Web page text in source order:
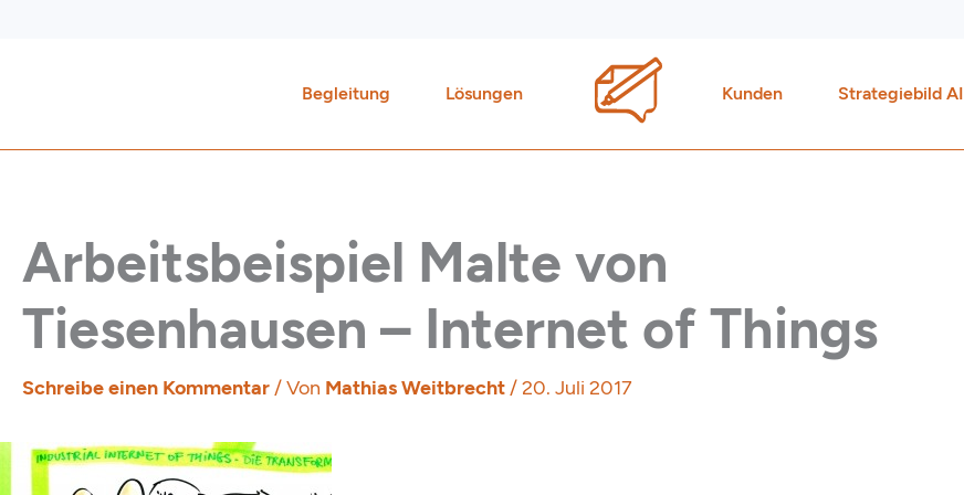
Begleitung Lösungen Kunden Strategiebild AI
Arbeitsbeispiel Malte von
Tiesenhausen – Internet of Things
Schreibe einen Kommentar/ Von Mathias Weitbrecht/20. Juli 2017